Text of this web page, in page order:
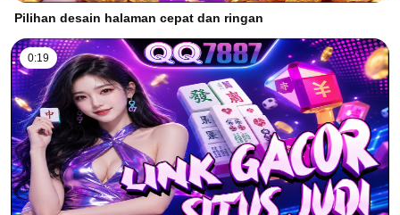
Pilihan desain halaman cepat dan ringan
0:19